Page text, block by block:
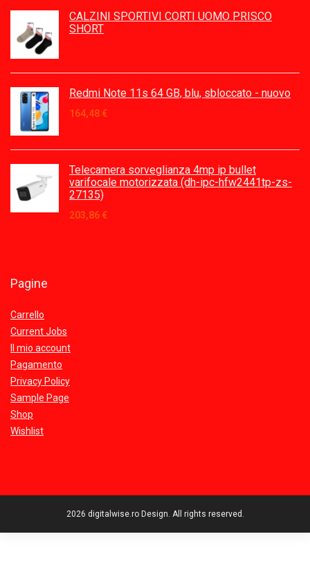
CALZINI SPORTIVI CORTI UOMO PRISCO
SHORT
Redmi Note 11s 64 GB, blu, sbloccato - nuovo
164,48 €
Telecamera sorveglianza 4mp ip bullet
varifocale motorizzata (dh-ipc-hfw2441tp-zs-
27135)
203,86 €
Pagine
Carrello
Current Jobs
Il mio account
Pagamento
Privacy Policy
Sample Page
Shop
Wishlist
2026 digitalwise.ro Design. All rights reserved.